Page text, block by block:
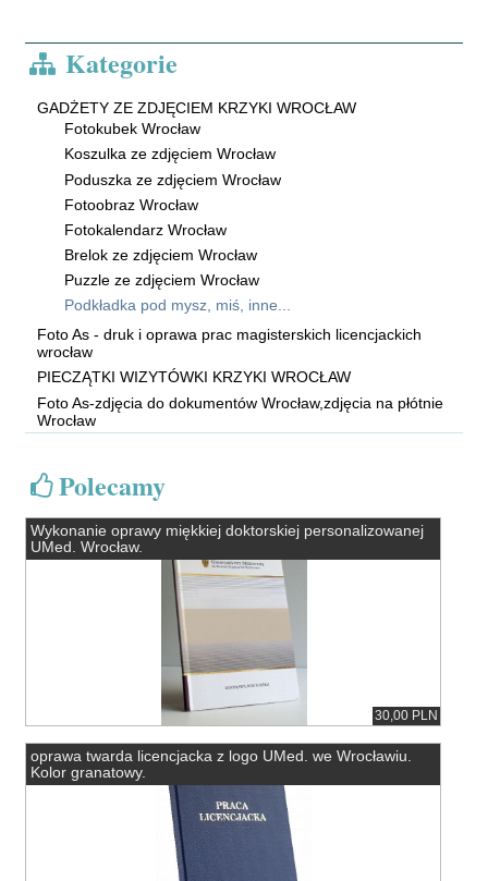
Kategorie
GADŻETY ZE ZDJĘCIEM KRZYKI WROCŁAW
Fotokubek Wrocław
Koszulka ze zdjęciem Wrocław
Poduszka ze zdjęciem Wrocław
Fotoobraz Wrocław
Fotokalendarz Wrocław
Brelok ze zdjęciem Wrocław
Puzzle ze zdjęciem Wrocław
Podkładka pod mysz, miś, inne...
Foto As - druk i oprawa prac magisterskich licencjackich
wrocław
PIECZĄTKI WIZYTÓWKI KRZYKI WROCŁAW
Foto As-zdjęcia do dokumentów Wrocław,zdjęcia na płótnie
Wrocław
Polecamy
Wykonanie oprawy miękkiej doktorskiej personalizowanej
UMed. Wrocław.
30,00 PLN
oprawa twarda licencjacka z logo UMed. we Wrocławiu.
Kolor granatowy.